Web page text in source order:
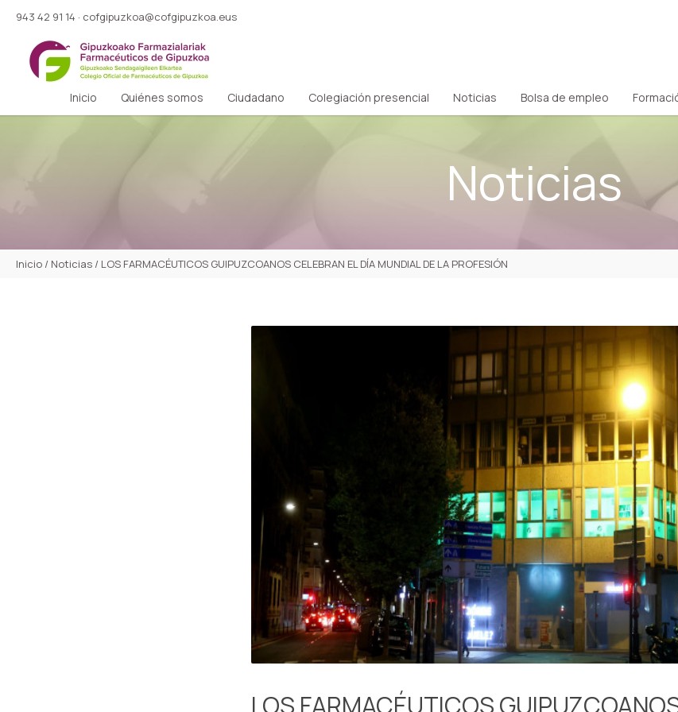
943 42 91 14 · cofgipuzkoa@cofgipuzkoa.eus
Inicio Quiénes somos Ciudadano Colegiación presencial Noticias Bolsa de empleo
Noticias
Inicio / Noticias / LOS FARMACÉUTICOS GUIPUZCOANOS CELEBRAN EL DÍA MUNDIAL DE LA PROFESIÓN
LOS FARMACÉUTICOS